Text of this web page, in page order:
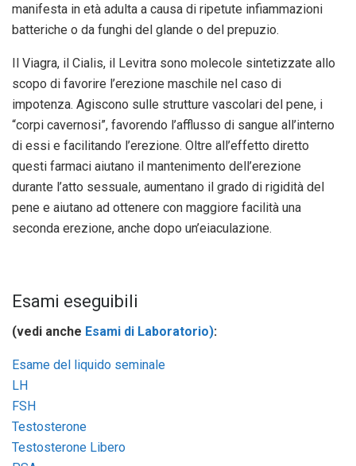
manifesta in età adulta a causa di ripetute infiammazioni
batteriche o da funghi del glande o del prepuzio.
Il Viagra, il Cialis, il Levitra sono molecole sintetizzate allo
scopo di favorire l’erezione maschile nel caso di
impotenza. Agiscono sulle strutture vascolari del pene, i
“corpi cavernosi”, favorendo l’afflusso di sangue all’interno
di essi e facilitando l’erezione. Oltre all’effetto diretto
questi farmaci aiutano il mantenimento dell’erezione
durante l’atto sessuale, aumentano il grado di rigidità del
pene e aiutano ad ottenere con maggiore facilità una
seconda erezione, anche dopo un’eiaculazione.
Esami eseguibili
(vedi anche Esami di Laboratorio):
Esame del liquido seminale
LH
FSH
Testosterone
Testosterone Libero